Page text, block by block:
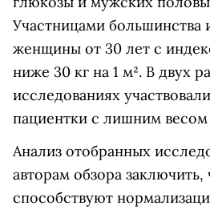
Участницами большинства
женщины от 30 лет с
ниже 30 кг на 1 м². В двух
исследованиях
пациентки с лишним
Анализ отобранных
авторам обзора
способствуют